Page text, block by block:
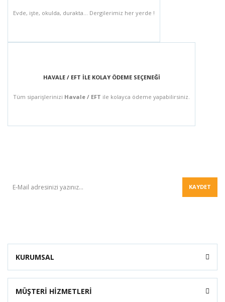
Evde, işte, okulda, durakta... Dergilerimiz her yerde !
HAVALE / EFT İLE KOLAY ÖDEME SEÇENEĞİ
Tüm siparişlerinizi Havale / EFT ile kolayca ödeme yapabilirsiniz.
KAYDET
KURUMSAL
MÜŞTERİ HİZMETLERİ